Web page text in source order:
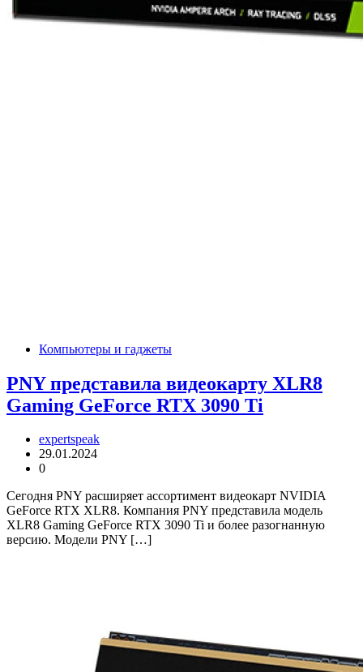
Компьютеры и гаджеты
PNY представила видеокарту XLR8
Gaming GeForce RTX 3090 Ti
expertspeak
29.01.2024
0
Сегодня PNY расширяет ассортимент видеокарт NVIDIA
GeForce RTX XLR8. Компания PNY представила модель
XLR8 Gaming GeForce RTX 3090 Ti и более разогнанную
версию. Модели PNY […]